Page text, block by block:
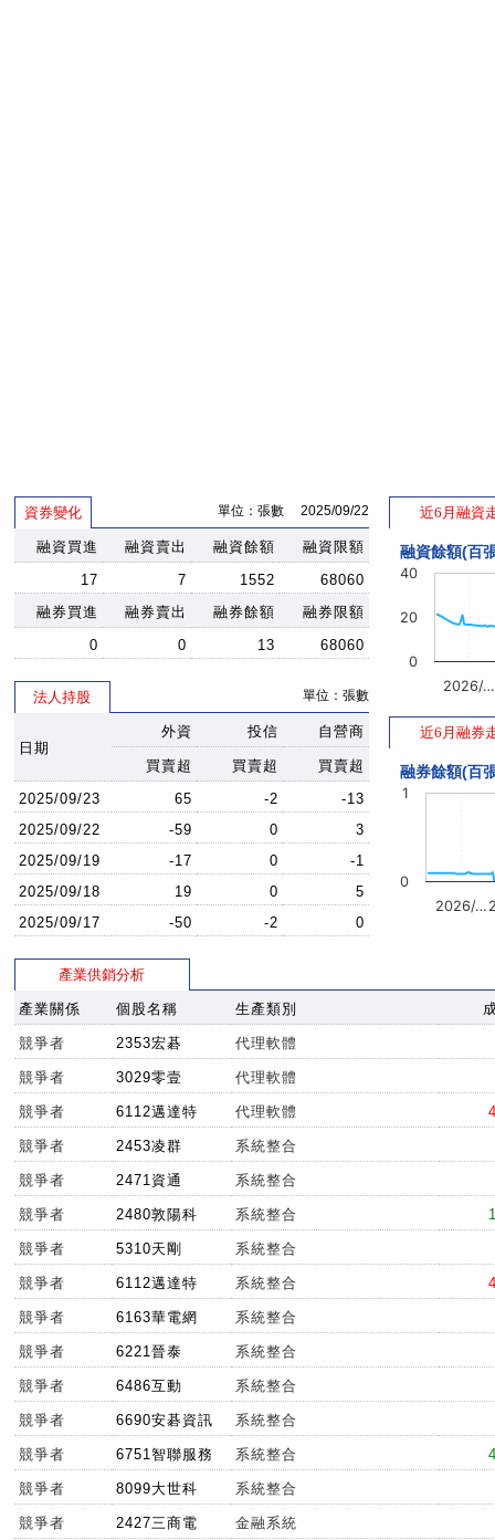
資券變化 單位：張數 2025/09/22
融資買進 融資賣出 融資餘額
融資限額
17
7 1552
68060
融券買進
融券賣出 融券餘額
融券限額
0
0 13 68060
法人持股 單位：張數
日期
外資 投信 自營商
買賣超 買賣超
買賣超
2025/09/23
65 -2
-13
2025/09/22
-59 0
3
2025/09/19
-17 0
-1
2025/09/18
19 0
5
2025/09/17
-50 -2 0
近6月融資
融資餘額(百
2026/…
0
20
40
近6月融券
融券餘額(百
2026/…
0
1
產業供銷分析
產業關係 個股名稱 生產類別
競爭者 2353宏碁 代理軟體
競爭者 3029零壹 代理軟體
競爭者 6112邁達特 代理軟體
競爭者 2453凌群 系統整合
競爭者 2471資通 系統整合
競爭者 2480敦陽科 系統整合
競爭者 5310天剛 系統整合
競爭者 6112邁達特 系統整合
競爭者 6163華電網 系統整合
競爭者 6221晉泰 系統整合
競爭者 6486互動 系統整合
競爭者 6690安碁資訊 系統整合
競爭者 6751智聯服務 系統整合
競爭者 8099大世科 系統整合
競爭者 2427三商電 金融系統